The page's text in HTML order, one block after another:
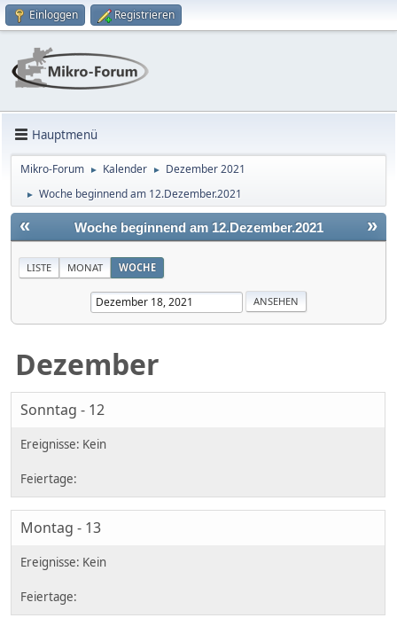
Einloggen Registrieren
Hauptmenü
Mikro-Forum ► Kalender ► Dezember 2021
► Woche beginnend am 12.Dezember.2021
« »
Woche beginnend am 12.Dezember.2021
LISTE MONAT WOCHE
Dezember
Sonntag - 12
Montag - 13